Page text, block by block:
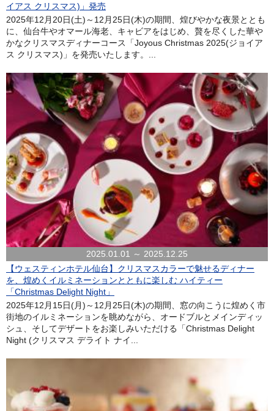
イアス クリスマス)」発売
2025年12月20日(土)～12月25日(木)の期間、煌びやかな夜景ととも
に、仙台牛やオマール海老、キャビアをはじめ、贅を尽くした華や
かなクリスマスディナーコース「Joyous Christmas 2025(ジョイア
ス クリスマス)」を発売いたします。...
2025.01.01 ～ 2025.12.25
【ウェスティンホテル仙台】クリスマスカラーで魅せるディナー
を、煌めくイルミネーションとともに楽しむ ハイティー
「Christmas Delight Night」
2025年12月15日(月)～12月25日(木)の期間、窓の向こうに煌めく市
街地のイルミネーションを眺めながら、オードブルとメインディッ
シュ、そしてデザートをお楽しみいただける「Christmas Delight
Night (クリスマス デライト ナイ...